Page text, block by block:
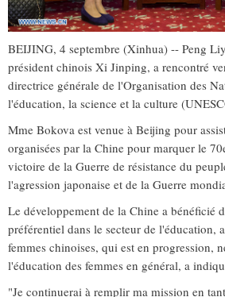
BEIJING, 4 septembre (Xinhua) -- Peng
président chinois Xi Jinping, a rencontré
directrice générale de l'Organisation des
l'éducation, la science et la culture
Mme Bokova est venue à Beijing pour
organisées par la Chine pour marquer le
victoire de la Guerre de résistance du
l'agression japonaise et de la Guerre
Le développement de la Chine a bénéficié
préférentiel dans le secteur de l'éducation,
femmes chinoises, qui est en progression,
l'éducation des femmes en général, a
"Je continuerai à remplir ma mission en